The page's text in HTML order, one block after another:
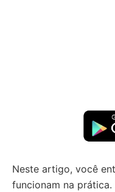
Neste artigo, você
funcionam na